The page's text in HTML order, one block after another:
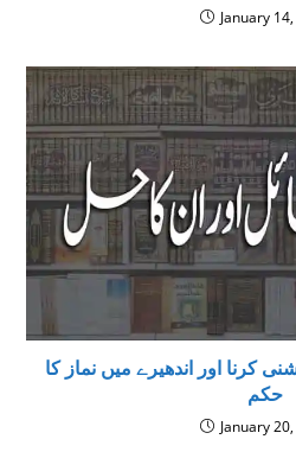
January
کرنا اور اندھیرے میں نماز کا
حکم
January